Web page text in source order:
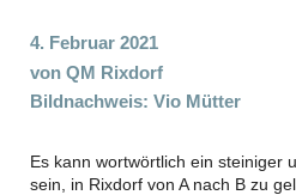
4. Februar 2021
von QM Rixdorf
Bildnachweis: Vio Mütter
Es kann wortwörtlich ein steiniger
sein, in Rixdorf von A nach B zu